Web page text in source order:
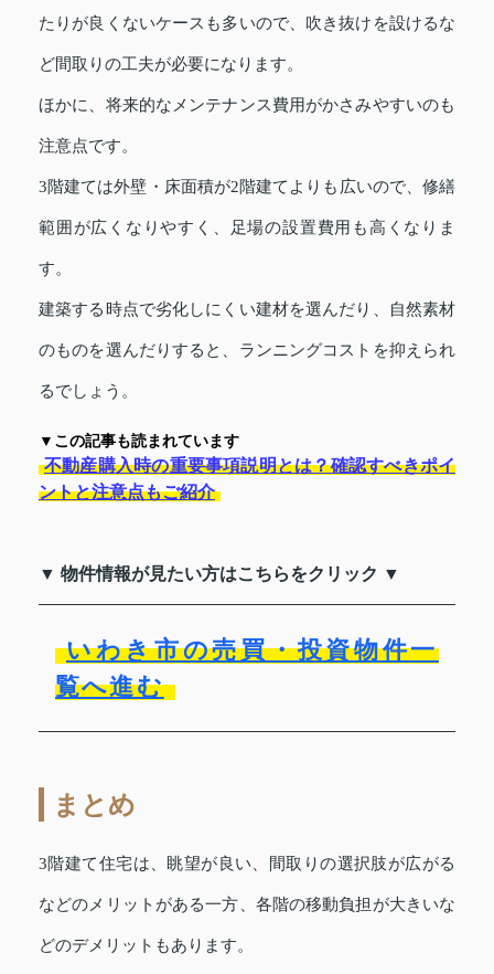
たりが良くないケースも多いので、吹き抜けを設けるな
ど間取りの工夫が必要になります。
ほかに、将来的なメンテナンス費用がかさみやすいのも
注意点です。
3階建ては外壁・床面積が2階建てよりも広いので、修繕
範囲が広くなりやすく、足場の設置費用も高くなりま
す。
建築する時点で劣化しにくい建材を選んだり、自然素材
のものを選んだりすると、ランニングコストを抑えられ
るでしょう。
▼この記事も読まれています
不動産購入時の重要事項説明とは？確認すべきポイ
ントと注意点もご紹介
▼ 物件情報が見たい方はこちらをクリック ▼
いわき市の売買・投資物件一
覧へ進む
まとめ
3階建て住宅は、眺望が良い、間取りの選択肢が広がる
などのメリットがある一方、各階の移動負担が大きいな
どのデメリットもあります。